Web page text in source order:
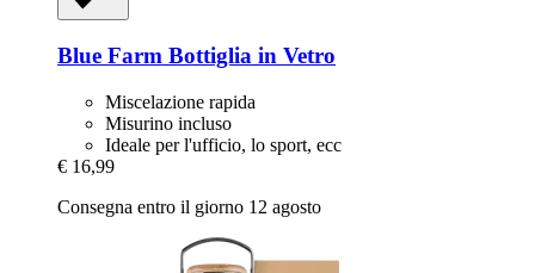
Blue Farm Bottiglia in Vetro
Miscelazione rapida
Misurino incluso
Ideale per l'ufficio, lo sport, ecc
€ 16,99
Consegna entro il giorno 12 agosto